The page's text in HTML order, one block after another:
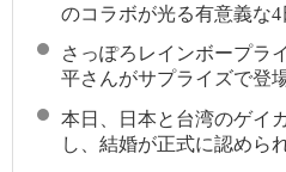
のコラボが光る有意義な
さっぽろレインボープラ
平さんがサプライズで登
本日、日本と台湾のゲイ
し、結婚が正式に認めら